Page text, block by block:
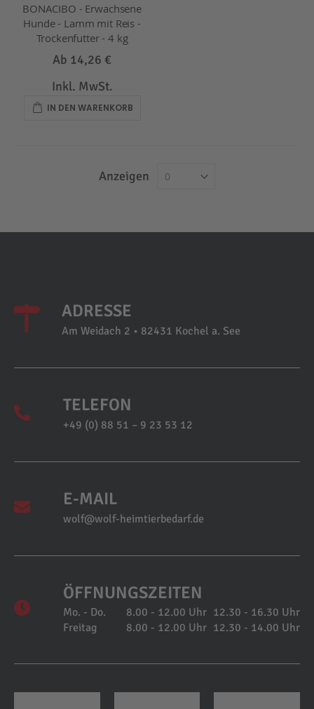
BONACIBO - Erwachsene
Hunde - Lamm mit Reis -
Trockenfutter - 4 kg
Ab 14,26 €
Inkl. MwSt.
IN DEN WARENKORB
Anzeigen
ADRESSE
Am Weidach 2 • 82431 Kochel a. See
TELEFON
+49 (0) 88 51 – 9 23 53 12
E-MAIL
wolf@wolf-heimtierbedarf.de
ÖFFNUNGSZEITEN
Mo. - Do. 8.00 - 12.00 Uhr 12.30 - 16.30 Uhr
Freitag
8.00 - 12.00 Uhr 12.30 - 14.00 Uhr